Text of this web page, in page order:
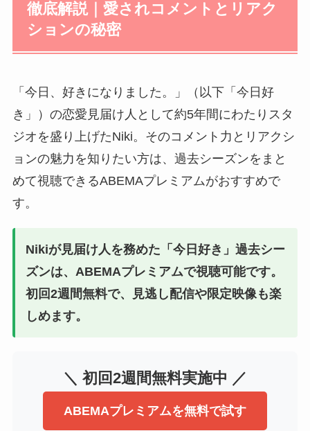
徹底解説｜愛されコメントとリアク
ションの秘密
「今日、好きになりました。」（以下「今日好
き」）の恋愛見届け人として約5年間にわたりスタ
ジオを盛り上げたNiki。そのコメント力とリアクシ
ョンの魅力を知りたい方は、過去シーズンをまと
めて視聴できるABEMAプレミアムがおすすめで
す。
Nikiが見届け人を務めた「今日好き」過去シー
ズンは、ABEMAプレミアムで視聴可能です。
初回2週間無料で、見逃し配信や限定映像も楽
しめます。
＼ 初回2週間無料実施中 ／
ABEMAプレミアムを無料で試す